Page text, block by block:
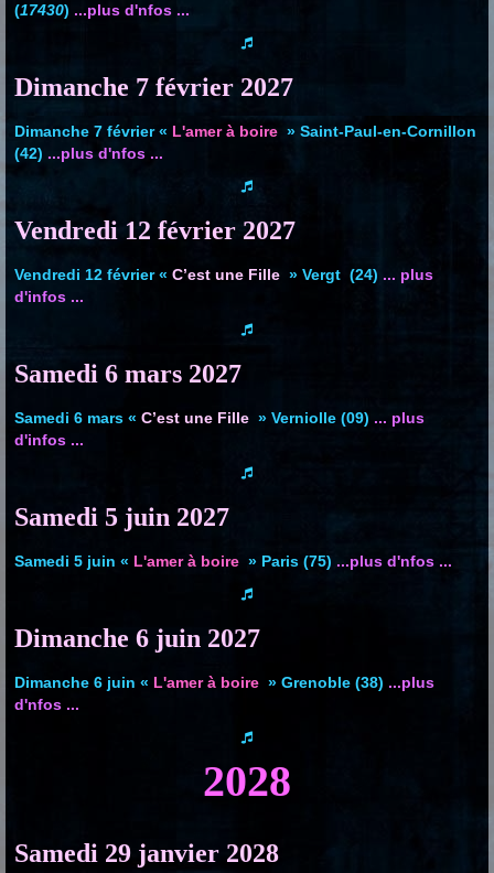
(17430) ...plus d'nfos ...
Dimanche 7 février 2027
Dimanche 7 février « L'amer à boire » Saint-Paul-en-Cornillon
(42) ...plus d'nfos ...
Vendredi 12 février 2027
Vendredi 12 février « C’est une Fille » Vergt (24) ... plus
d'infos ...
Samedi 6 mars 2027
Samedi 6 mars « C’est une Fille » Verniolle (09) ... plus
d'infos ...
Samedi 5 juin 2027
Samedi 5 juin « L'amer à boire » Paris (75) ...plus d'nfos ...
Dimanche 6 juin 2027
Dimanche 6 juin « L'amer à boire » Grenoble (38) ...plus
d'nfos ...
2028
Samedi 29 janvier 2028